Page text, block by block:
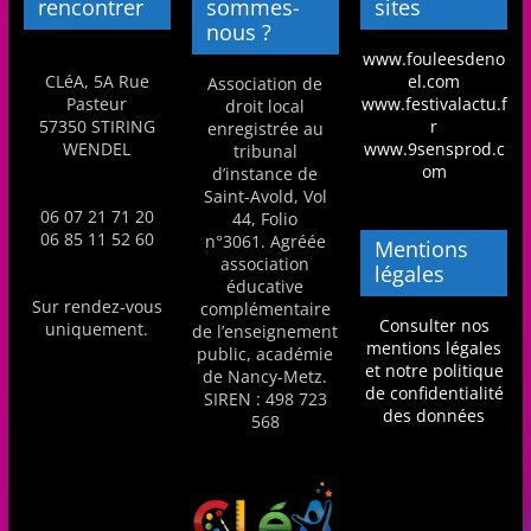
m
a
t
i
o
n
à
p
a
r
t
i
r
3
rencontrer
CLéA, 5A Rue
Pasteur
57350 STIRING
WENDEL
06 07 21 71 20
06 85 11 52 60
Sur rendez-vous
uniquement.
sommes-
nous ?
Association de
droit local
enregistrée au
tribunal
d’instance de
Saint-Avold, Vol
44, Folio
n°3061. Agréée
association
éducative
complémentaire
de l’enseignement
public, académie
de Nancy-Metz.
SIREN : 498 723
568
sites
www.fouleesdeno
el.com
www.festivalactu.f
r
www.9sensprod.c
om
Mentions
légales
Consulter nos
mentions légales
et notre politique
de confidentialité
des données